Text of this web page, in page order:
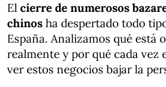
El cierre de numerosos
chinos ha despertado todo
España. Analizamos qué está
realmente y por qué cada vez
ver estos negocios bajar la